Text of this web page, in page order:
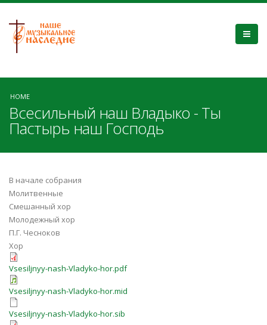
HOME
Всесильный наш Владыко - Ты
Пастырь наш Господь
В начале собрания
Молитвенные
Смешанный хор
Молодежный хор
П.Г. Чесноков
Хор
Vsesiljnyy-nash-Vladyko-hor.pdf
Vsesiljnyy-nash-Vladyko-hor.mid
Vsesiljnyy-nash-Vladyko-hor.sib